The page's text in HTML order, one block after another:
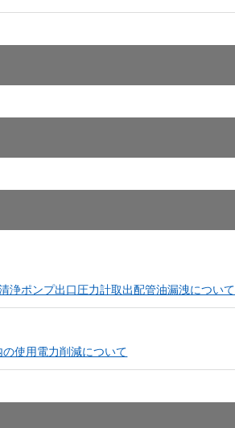
ポンプ出口圧力計取出配管油漏洩について
使用電力削減について